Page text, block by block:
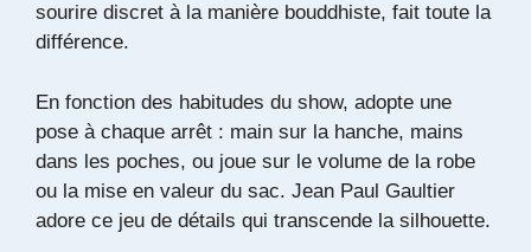
sourire discret à la manière bouddhiste, fait toute la
différence.
En fonction des habitudes du show, adopte une
pose à chaque arrêt : main sur la hanche, mains
dans les poches, ou joue sur le volume de la robe
ou la mise en valeur du sac. Jean Paul Gaultier
adore ce jeu de détails qui transcende la silhouette.